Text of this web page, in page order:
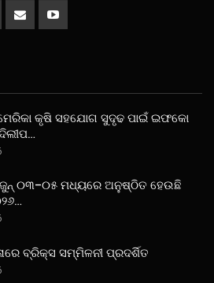
କୃଷି ସହଯୋଗ ସୁଦୃଢ ପାଇଁ ଇଫକୋ
ଜୁନ୍ ୦୩–୦୫ ମଧ୍ୟରେ ଅନୁଷ୍ଠିତ ହେଉଛି
ବ୍ରିକ୍ସ ସମ୍ମିଳନୀ ପ୍ରଦର୍ଶିତ